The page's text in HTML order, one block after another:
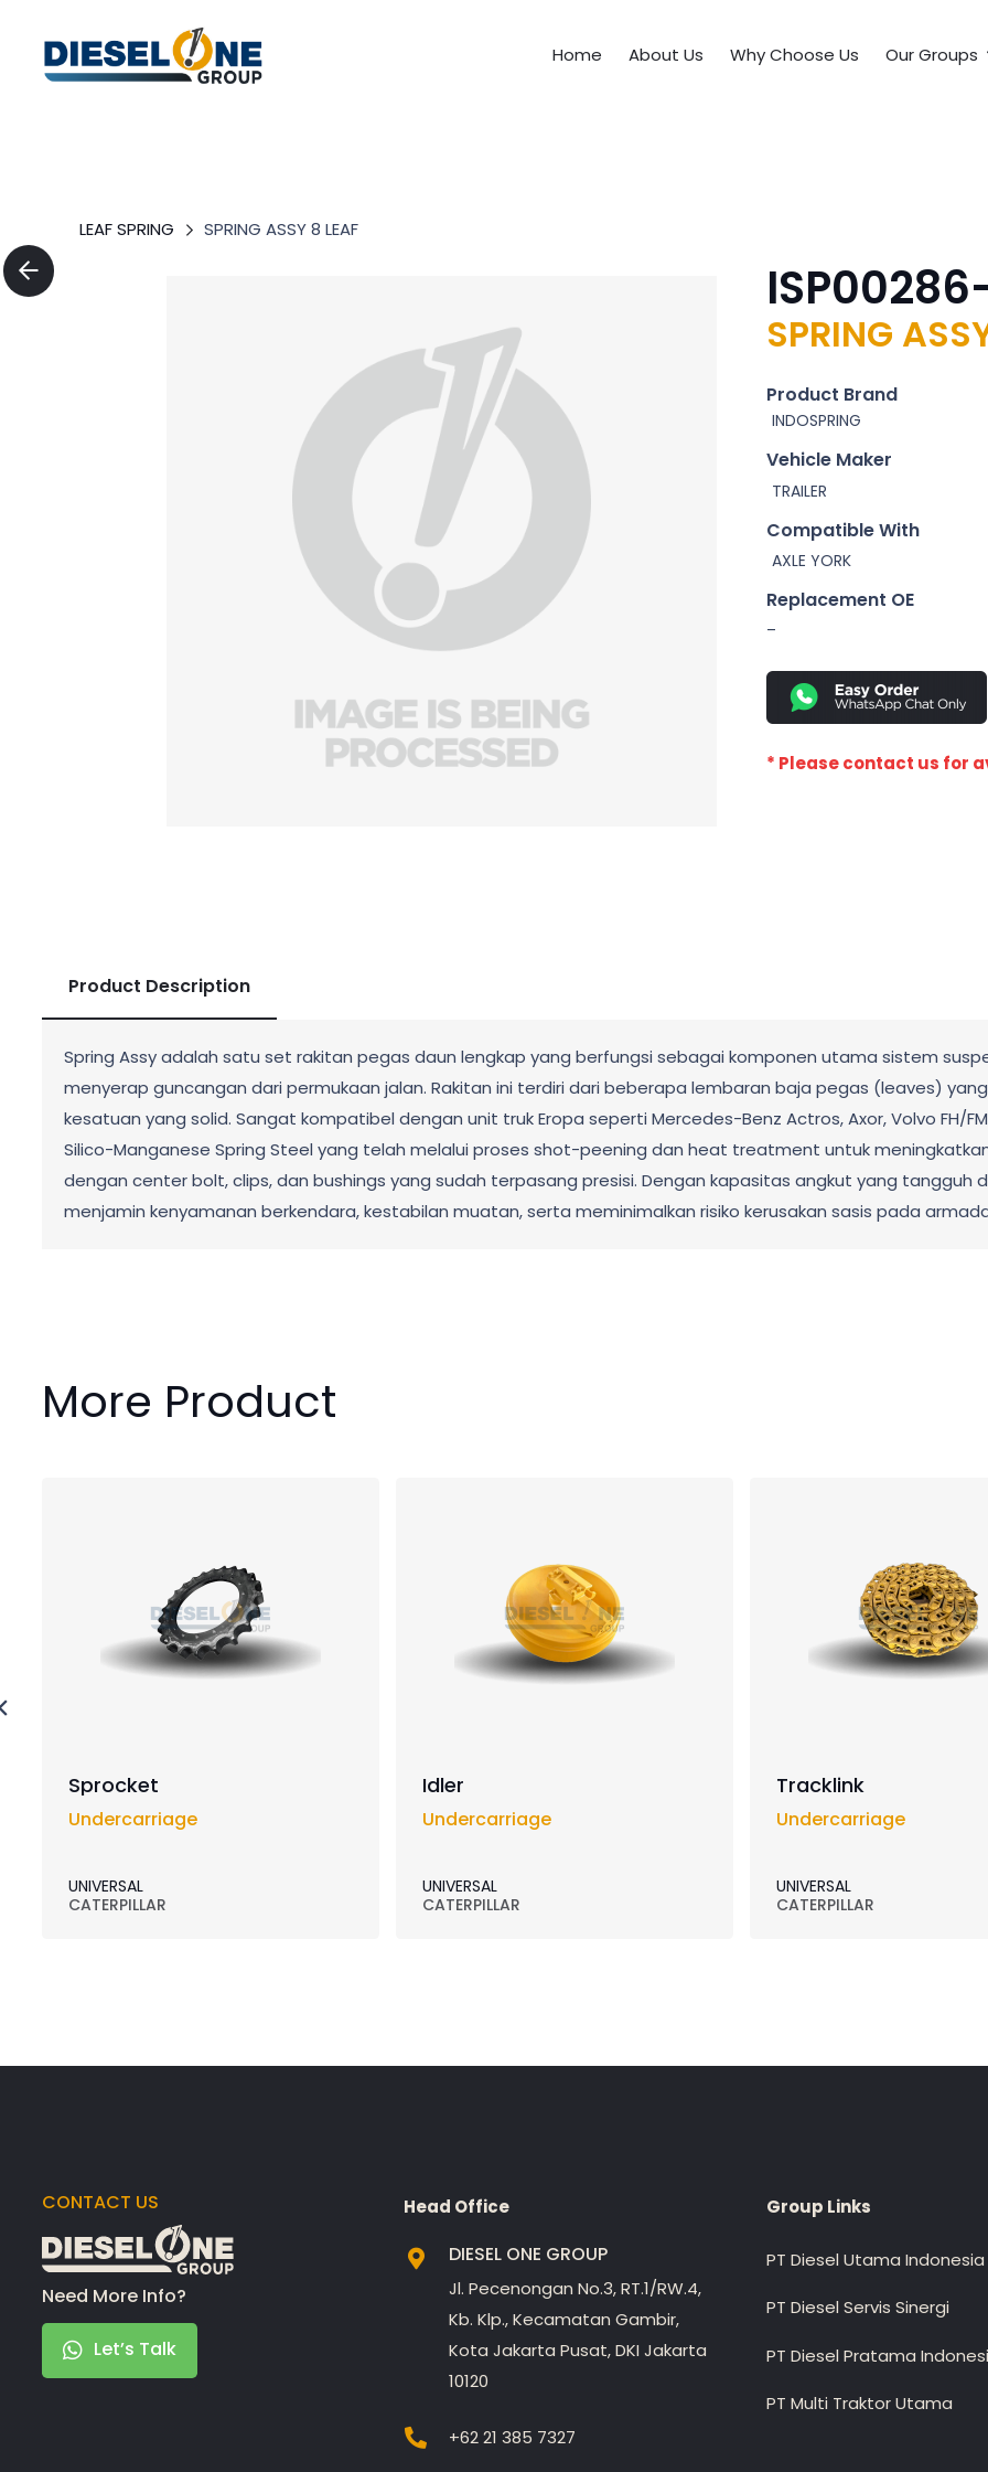
Home About Us Why Choose Us Our Groups
LEAF SPRING SPRING ASSY 8 LEAF
SPRING
Product Brand
INDOSPRING
Vehicle Maker
TRAILER
Compatible With
AXLE YORK
Replacement OE
–
* Please contact us for
Product Description
Spring Assy adalah satu set rakitan pegas daun lengkap yang berfungsi sebagai komponen utama sistem
menyerap guncangan dari permukaan jalan. Rakitan ini terdiri dari beberapa lembaran baja pegas (leaves)
kesatuan yang solid. Sangat kompatibel dengan unit truk Eropa seperti Mercedes-Benz Actros, Axor, Volvo FH/
Silico-Manganese Spring Steel yang telah melalui proses shot-peening dan heat treatment untuk
dengan center bolt, clips, dan bushings yang sudah terpasang presisi. Dengan kapasitas angkut yang tangguh
menjamin kenyamanan berkendara, kestabilan muatan, serta meminimalkan risiko kerusakan sasis pada
More Product
Sprocket
Undercarriage
UNIVERSAL
CATERPILLAR
Idler
Undercarriage
UNIVERSAL
CATERPILLAR
Tracklink
Undercarriage
UNIVERSAL
CATERPILLAR
CONTACT US
Need More Info?
Let’s Talk
Head Office
DIESEL ONE GROUP
Jl. Pecenongan No.3, RT.1/RW.4,
Kb. Klp., Kecamatan Gambir,
Kota Jakarta Pusat, DKI Jakarta
10120
+62 21 385 7327
Group Links
PT Diesel Utama Indonesia
PT Diesel Servis Sinergi
PT Diesel Pratama
PT Multi Traktor Utama